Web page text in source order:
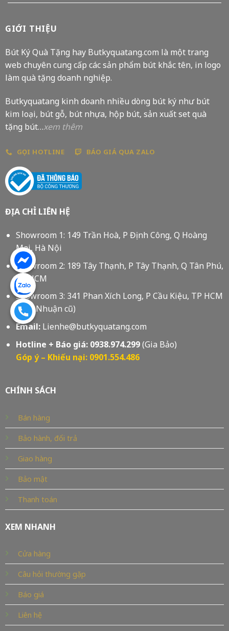
GIỚI THIỆU
Bút Ký Quà Tặng hay Butkyquatang.com là một trang
web chuyên cung cấp các sản phẩm bút khắc tên, in logo
làm quà tặng doanh nghiệp.
Butkyquatang kinh doanh nhiều dòng bút ký như bút
kim loại, bút gỗ, bút nhựa, hộp bút, sản xuất set quà
tặng bút…xem thêm
GỌI HOTLINE BÁO GIÁ QUA ZALO
ĐỊA CHỈ LIÊN HỆ
Showroom 1: 149 Trần Hoà, P Định Công, Q Hoàng
Mai, Hà Nội
Showroom 2: 189 Tây Thạnh, P Tây Thạnh, Q Tân Phú,
Tp HCM
Showroom 3: 341 Phan Xích Long, P Cầu Kiệu, TP HCM
(Phú Nhuận cũ)
Email:Lienhe@butkyquatang.com
Hotline + Báo giá: 0938.974.299(Gia Bảo)
Góp ý – Khiếu nại: 0901.554.486
CHÍNH SÁCH
Bán hàng
Bảo hành, đổi trả
Giao hàng
Bảo mật
Thanh toán
XEM NHANH
Cửa hàng
Câu hỏi thường gặp
Báo giá
Liên hệ